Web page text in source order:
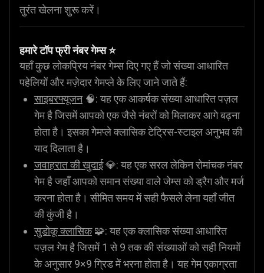
तुरंत खेलना शुरू करें।
हमारे टॉप फ्री नंबर गेम्स ⭐
यहाँ कुछ लोकप्रिय नंबर गेम्स दिए गए हैं जो संख्या आधारित
पहेलियों और मज़ेदार गेमप्ले के लिए जाने जाते हैं:
साइबरफ्यूजन🧠: यह एक आकर्षक संख्या आधारित पज़ल
गेम है जिसमें आपको एक जैसे नंबरों को मिलाकर आगे बढ़ना
होता है। इसका गेमप्ले क्लासिक टेट्रिस-स्टाइल अनुभव की
याद दिलाता है।
जवाहरात की खुदाई💎: यह एक सरल लेकिन रोमांचक नंबर
गेम है जहाँ आपको समान संख्या वाले जेम्स को ड्रैग और मर्ज
करना होता है। सीमित समय में सही फैसले लेना यहाँ जीत
की कुंजी है।
सुडोकू क्लासिक🧩: यह एक क्लासिक संख्या आधारित
पज़ल गेम है जिसमें 1 से 9 तक की संख्याओं को सही नियमों
के अनुसार 9×9 ग्रिड में भरना होता है। यह गेम एकाग्रता